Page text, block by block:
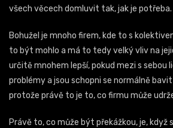
všech věcech domluvit tak, jak je potřeba.
Bohužel je mnoho firem, kde to s
to být mohlo a má to tedy velký vliv na
určitě mnohem lepší, pokud mezi s sebou
problémy a jsou schopni se normálně
protože právě to je to, co firmu může
Právě to, co může být překážkou, je, když